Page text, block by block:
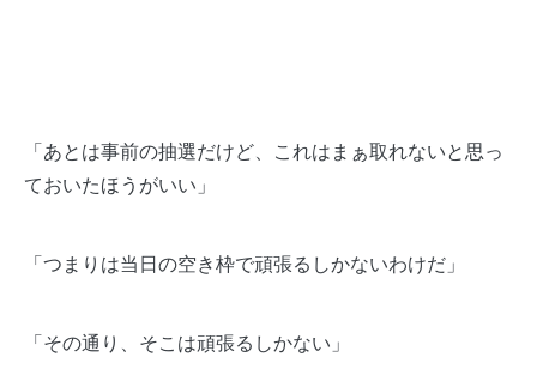
「あとは事前の抽選だけど、これはまぁ取れないと思っ
ておいたほうがいい」
「つまりは当日の空き枠で頑張るしかないわけだ」
「その通り、そこは頑張るしかない」